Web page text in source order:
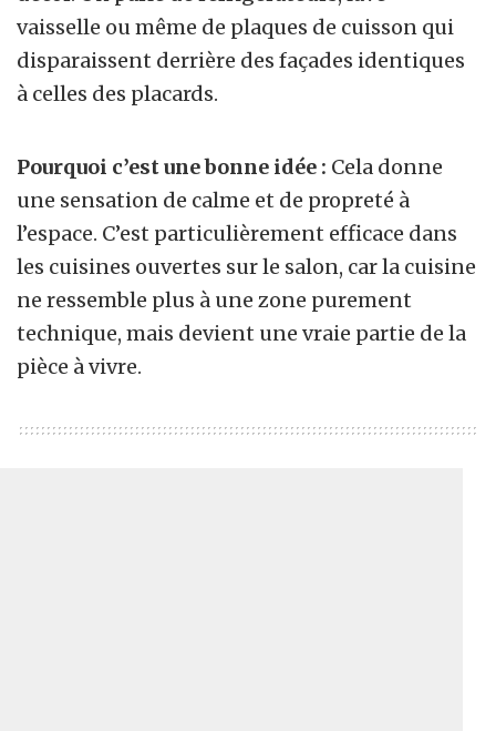
vaisselle ou même de plaques de cuisson qui
disparaissent derrière des façades identiques
à celles des placards.
Pourquoi c’est une bonne idée : Cela donne
une sensation de calme et de propreté à
l’espace. C’est particulièrement efficace dans
les cuisines ouvertes sur le salon, car la cuisine
ne ressemble plus à une zone purement
technique, mais devient une vraie partie de la
pièce à vivre.